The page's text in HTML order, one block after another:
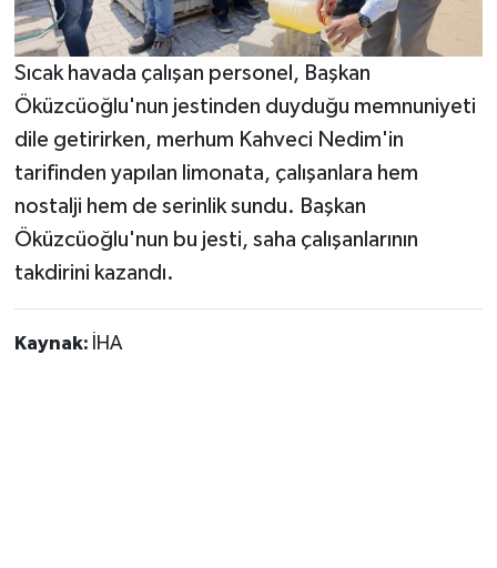
Sıcak havada çalışan personel, Başkan
Öküzcüoğlu'nun jestinden duyduğu memnuniyeti
dile getirirken, merhum Kahveci Nedim'in
tarifinden yapılan limonata, çalışanlara hem
nostalji hem de serinlik sundu. Başkan
Öküzcüoğlu'nun bu jesti, saha çalışanlarının
takdirini kazandı.
Kaynak: İHA